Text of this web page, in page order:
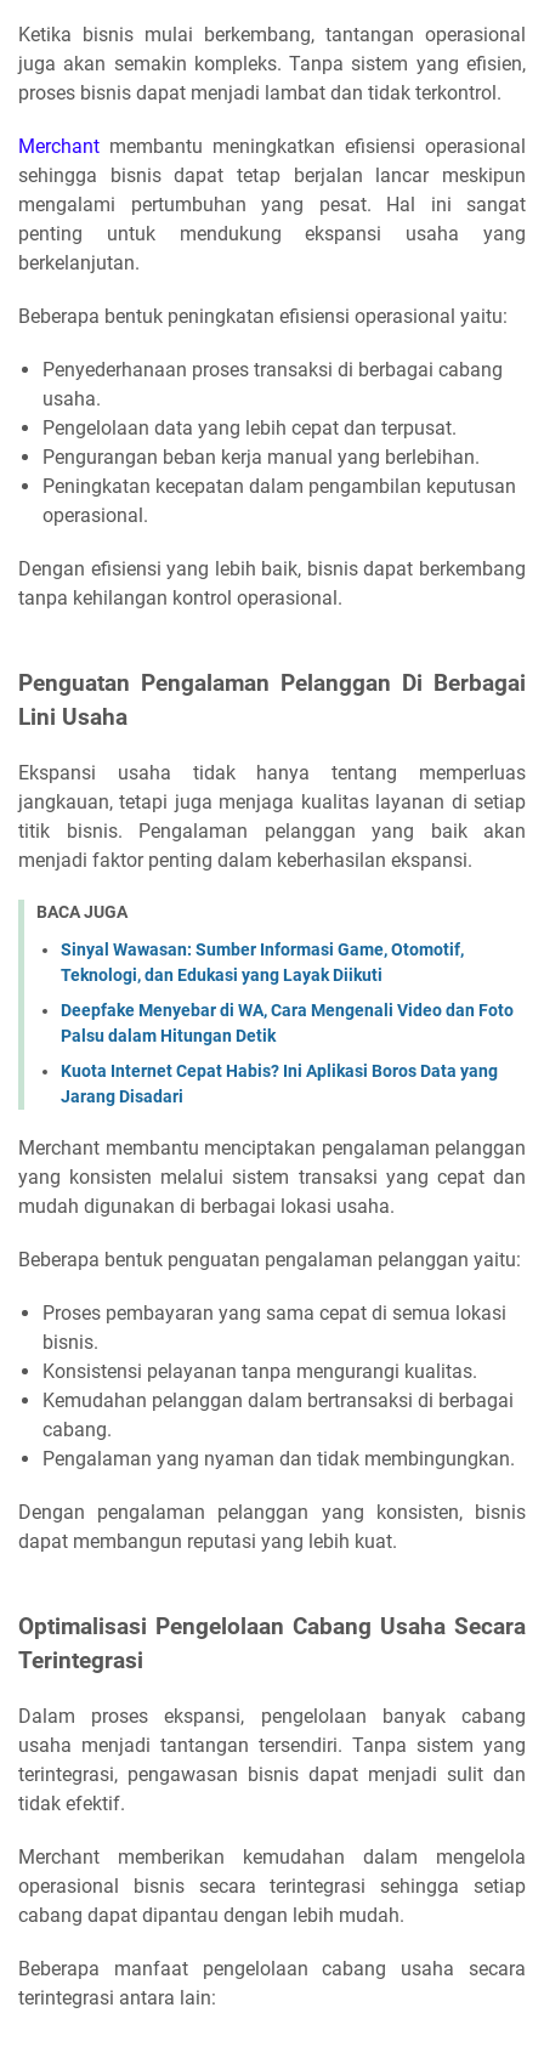
Ketika bisnis mulai berkembang, tantangan operasional
juga akan semakin kompleks. Tanpa sistem yang efisien,
proses bisnis dapat menjadi lambat dan tidak terkontrol.
Merchant membantu meningkatkan efisiensi operasional
sehingga bisnis dapat tetap berjalan lancar meskipun
mengalami pertumbuhan yang pesat. Hal ini sangat
penting untuk mendukung ekspansi usaha yang
berkelanjutan.
Beberapa bentuk peningkatan efisiensi operasional yaitu:
Penyederhanaan proses transaksi di berbagai cabang
usaha.
Pengelolaan data yang lebih cepat dan terpusat.
Pengurangan beban kerja manual yang berlebihan.
Peningkatan kecepatan dalam pengambilan keputusan
operasional.
Dengan efisiensi yang lebih baik, bisnis dapat berkembang
tanpa kehilangan kontrol operasional.
Penguatan Pengalaman Pelanggan Di Berbagai
Lini Usaha
Ekspansi usaha tidak hanya tentang memperluas
jangkauan, tetapi juga menjaga kualitas layanan di setiap
titik bisnis. Pengalaman pelanggan yang baik akan
menjadi faktor penting dalam keberhasilan ekspansi.
BACA JUGA
Sinyal Wawasan: Sumber Informasi Game, Otomotif,
Teknologi, dan Edukasi yang Layak Diikuti
Deepfake Menyebar di WA, Cara Mengenali Video dan Foto
Palsu dalam Hitungan Detik
Kuota Internet Cepat Habis? Ini Aplikasi Boros Data yang
Jarang Disadari
Merchant membantu menciptakan pengalaman pelanggan
yang konsisten melalui sistem transaksi yang cepat dan
mudah digunakan di berbagai lokasi usaha.
Beberapa bentuk penguatan pengalaman pelanggan yaitu:
Proses pembayaran yang sama cepat di semua lokasi
bisnis.
Konsistensi pelayanan tanpa mengurangi kualitas.
Kemudahan pelanggan dalam bertransaksi di berbagai
cabang.
Pengalaman yang nyaman dan tidak membingungkan.
Dengan pengalaman pelanggan yang konsisten, bisnis
dapat membangun reputasi yang lebih kuat.
Optimalisasi Pengelolaan Cabang Usaha Secara
Terintegrasi
Dalam proses ekspansi, pengelolaan banyak cabang
usaha menjadi tantangan tersendiri. Tanpa sistem yang
terintegrasi, pengawasan bisnis dapat menjadi sulit dan
tidak efektif.
Merchant memberikan kemudahan dalam mengelola
operasional bisnis secara terintegrasi sehingga setiap
cabang dapat dipantau dengan lebih mudah.
Beberapa manfaat pengelolaan cabang usaha secara
terintegrasi antara lain: